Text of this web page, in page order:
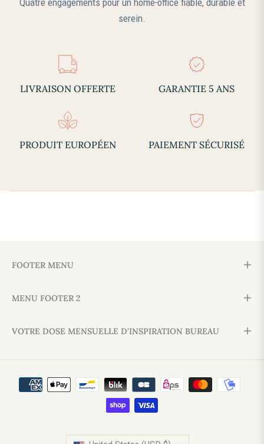
serein.
LIVRAISON OFFERTE GARANTIE 5 ANS
PRODUIT EUROPÉEN PAIEMENT SÉCURISÉ
FOOTER MENU
MENU FOOTER 2
VOTRE DOSE MENSUELLE D'INSPIRATION BUREAU